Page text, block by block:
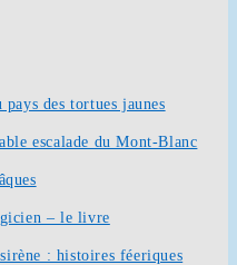
des tortues jaunes
escalade du Mont-Blanc
– le livre
: histoires féeriques